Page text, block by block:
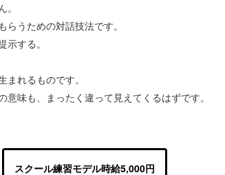
うための対話技法です。
する。
れるものです。
味も、まったく違って見えてくるはずです。
スクール練習モデル時給5,000円